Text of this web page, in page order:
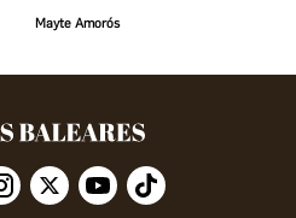
Mayte Amorós